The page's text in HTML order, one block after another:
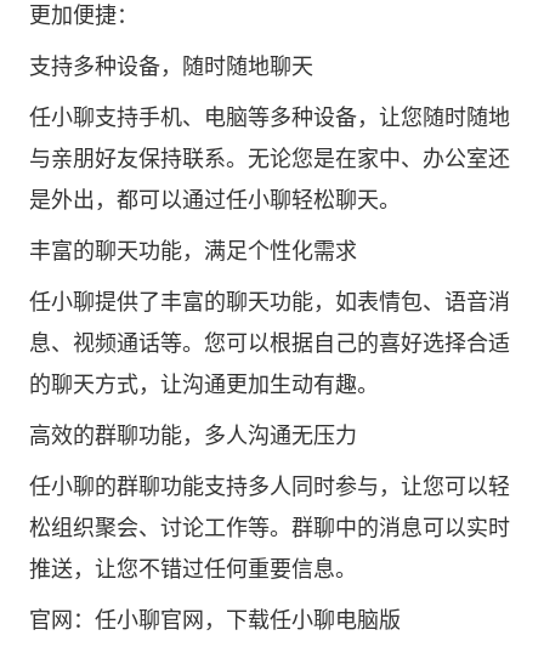
更加便捷：
支持多种设备，随时随地聊天
任小聊支持手机、电脑等多种设备，让您随时随地
与亲朋好友保持联系。无论您是在家中、办公室还
是外出，都可以通过任小聊轻松聊天。
丰富的聊天功能，满足个性化需求
任小聊提供了丰富的聊天功能，如表情包、语音消
息、视频通话等。您可以根据自己的喜好选择合适
的聊天方式，让沟通更加生动有趣。
高效的群聊功能，多人沟通无压力
任小聊的群聊功能支持多人同时参与，让您可以轻
松组织聚会、讨论工作等。群聊中的消息可以实时
推送，让您不错过任何重要信息。
官网： 任小聊官网 ，下载任小聊电脑版